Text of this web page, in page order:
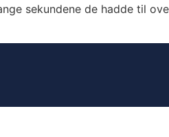
sekundene de hadde til